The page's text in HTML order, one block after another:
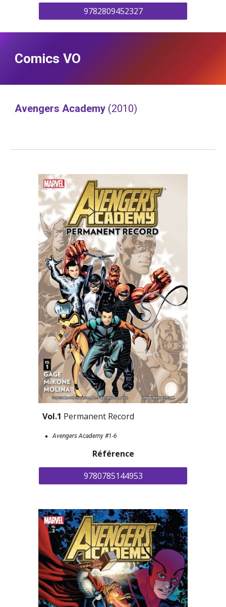
9782809452327
Comics VO
Avengers Academy (2010)
Vol.1 Permanent Record
Avengers Academy #1-6
Référence
9780785144953